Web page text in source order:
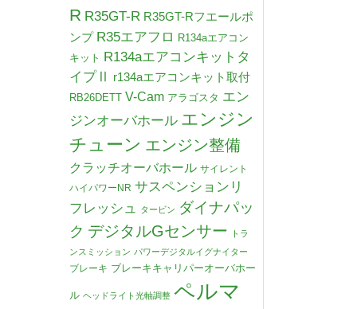
R R35GT-R R35GT-Rフエールポ
ンプ R35エアフロ R134aエアコン
キット R134aエアコンキットタ
イプⅡ
r134aエアコンキット取付
RB26DETT V-Cam アラゴスタ エン
ジンオーバホール エンジン
チューン エンジン整備
クラッチオーバホール サイレント
ハイパワーNR サスペンションリ
フレッシュ
タービン ダイナパッ
ク デジタルGセンサー
トラ
ンスミッション パワーデジタルイグナイター
ブレーキ ブレーキキャリパーオーバホー
ル ヘッドライト光軸調整 ペルマ